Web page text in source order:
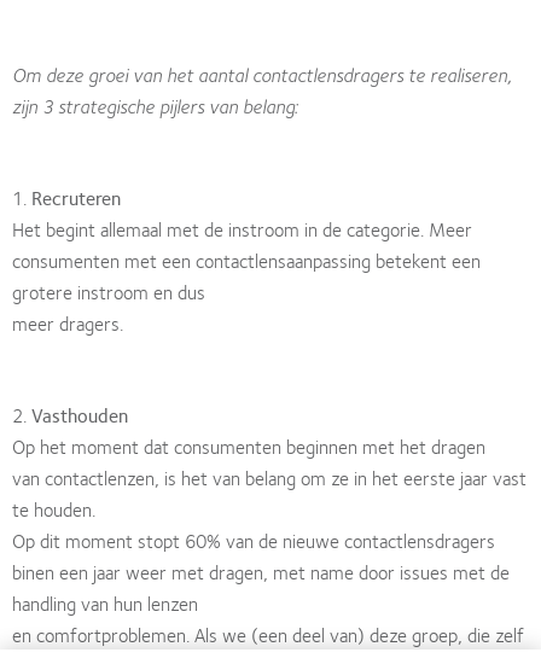
Om deze groei van het aantal contactlensdragers te realiseren,
zijn 3 strategische pijlers van belang:
1. Recruteren
Het begint allemaal met de instroom in de categorie. Meer
consumenten met een contactlensaanpassing betekent een
grotere instroom en dus
meer dragers.
2.Vasthouden
Op het moment dat consumenten beginnen met het dragen
van contactlenzen, is het van belang om ze in het eerste jaar vast
te houden.
Op dit moment stopt 60% van de nieuwe contactlensdragers
binen een jaar weer met dragen, met name door issues met de
handling van hun lenzen
en comfortproblemen. Als we (een deel van) deze groep, die zelf